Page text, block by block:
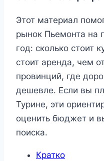
Этот материал
рынок Пьемонта на
год: сколько стоит
стоит аренда, чем
провинций, где
дешевле. Если вы
Турине, эти
оценить бюджет и
поиска.
Кратко